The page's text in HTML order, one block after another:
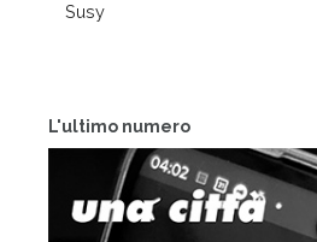
L'ultimo numero
Susy